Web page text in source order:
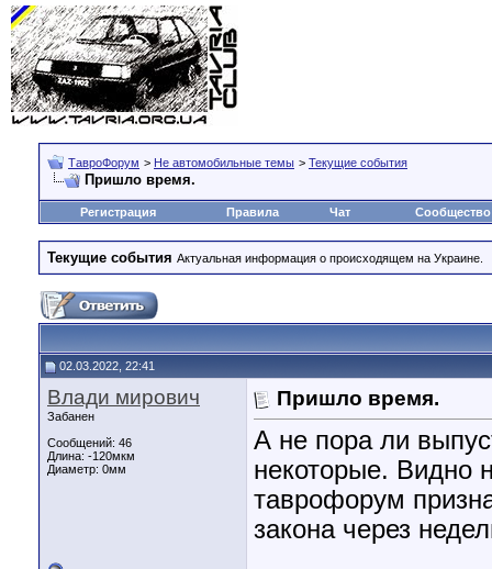
ТавроФорум > Не автомобильные темы > Текущие события
Пришло время.
Регистрация Правила Чат Сообщество
Текущие события Актуальная информация о происходящем на Украине.
02.03.2022, 22:41
Влади мирович
Забанен
Сообщений: 46
Длина: -120мкм
Диаметр: 0мм
Пришло время.
А не пора ли
некоторые. Видно
таврофорум
закона через